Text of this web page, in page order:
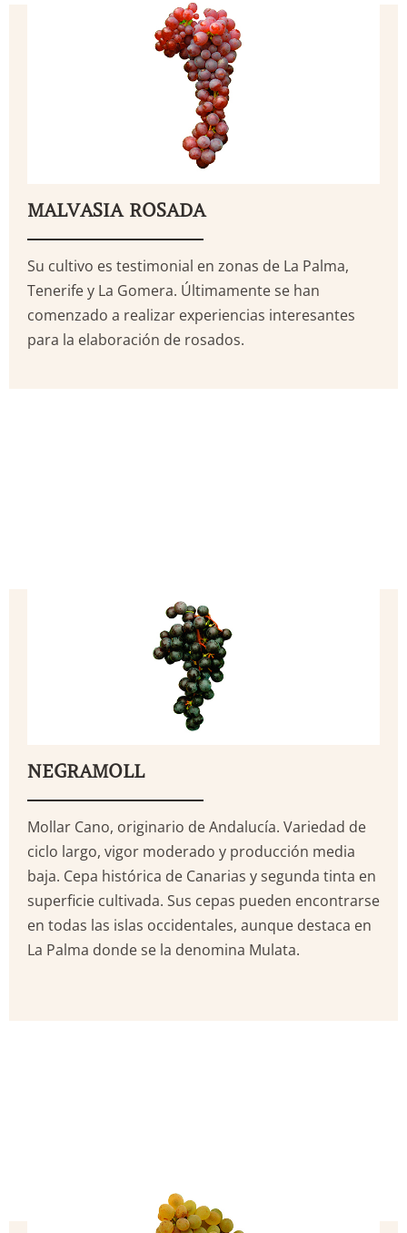
MALVASIA ROSADA
MALVASIA ROSADA
Su cultivo es testimonial en zonas de La Palma,
Tenerife y La Gomera. Últimamente se han
comenzado a realizar experiencias interesantes
para la elaboración de rosados.
NEGRAMOLL
Mollar Cano, originario de Andalucía. Variedad de
ciclo largo, vigor moderado y producción media
baja. Cepa histórica de Canarias y segunda tinta en
superficie cultivada. Sus cepas pueden encontrarse
en todas las islas occidentales, aunque destaca en
La Palma donde se la denomina Mulata.